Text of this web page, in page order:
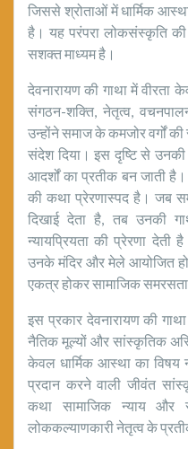
जिससे श्रोताओं में धार्मिक
है। यह परंपरा लोकसंस्कृति
सशक्त माध्यम है।
देवनारायण की गाथा में
संगठन-शक्ति, नेतृत्व,
उन्होंने समाज के कमजोर वर्गों की
संदेश दिया। इस दृष्टि से
आदर्शों का प्रतीक बन जाती
की कथा प्रेरणास्पद है। जब
दिखाई देता है, तब उनकी
न्यायप्रियता की प्रेरणा
उनके मंदिर और मेले आयोजित
एकत्र होकर सामाजिक
इस प्रकार देवनारायण की गाथा
नैतिक मूल्यों और सांस्कृतिक
केवल धार्मिक आस्था का विषय
प्रदान करने वाली जीवंत
कथा सामाजिक न्याय
लोककल्याणकारी नेतृत्व के